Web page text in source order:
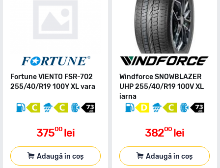
Fortune VIENTO FSR-702
255/40/R19 100Y XL vara
37500 lei
Adaugă în coș
Windforce SNOWBLAZER
UHP 255/40/R19 100V XL
iarna
38200 lei
Adaugă în coș